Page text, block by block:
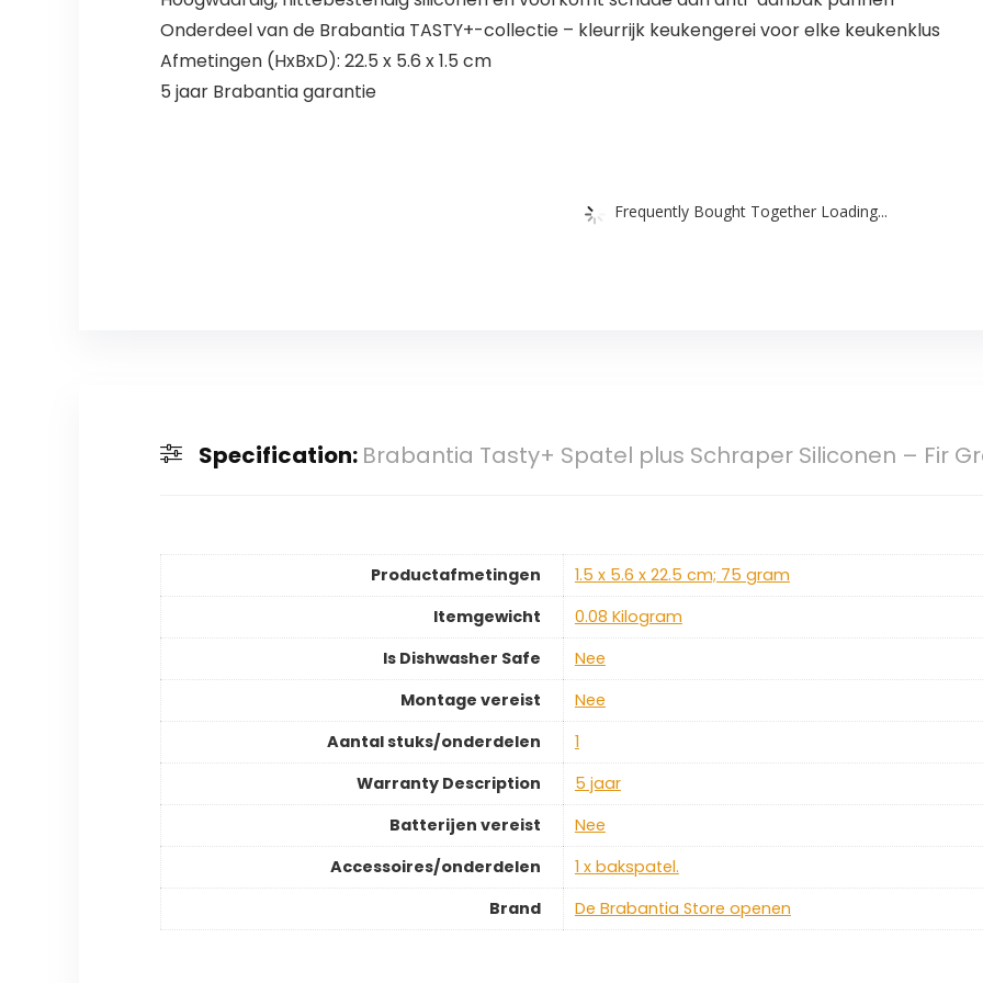
Onderdeel van de Brabantia TASTY+-collectie – kleurrijk keukengerei voor elke keukenklus
Afmetingen (HxBxD): 22.5 x 5.6 x 1.5 cm
5 jaar Brabantia garantie
Frequently Bought Together Loading...
Specification: Brabantia Tasty+ Spatel plus Schraper Siliconen – Fir
Productafmetingen
‎1.5 x 5.6 x 22.5 cm; 75 gram
Itemgewicht
‎0.08 Kilogram
Is Dishwasher Safe
‎Nee
Montage vereist
‎Nee
Aantal stuks/onderdelen
‎1
Warranty Description
‎5 jaar
Batterijen vereist
‎Nee
Accessoires/onderdelen
‎1 x bakspatel.
Brand
De Brabantia Store openen